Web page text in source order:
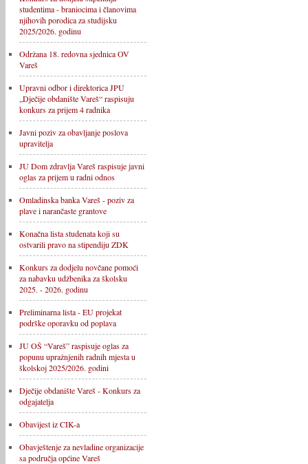
studentima - braniocima i članovima
njihovih porodica za studijsku
2025/2026. godinu
Održana 18. redovna sjednica OV
Vareš
Upravni odbor i direktorica JPU
„Dječije obdanište Vareš“ raspisuju
konkurs za prijem 4 radnika
Javni poziv za obavljanje poslova
upravitelja
JU Dom zdravlja Vareš raspisuje javni
oglas za prijem u radni odnos
Omladinska banka Vareš - poziv za
plave i narančaste grantove
Konačna lista studenata koji su
ostvarili pravo na stipendiju ZDK
Konkurs za dodjelu novčane pomoći
za nabavku udžbenika za školsku
2025. - 2026. godinu
Preliminarna lista - EU projekat
podrške oporavku od poplava
JU OŠ “Vareš” raspisuje oglas za
popunu upražnjenih radnih mjesta u
školskoj 2025/2026. godini
Dječije obdanište Vareš - Konkurs za
odgajatelja
Obavijest iz CIK-a
Obavještenje za nevladine organizacije
sa područja općine Vareš